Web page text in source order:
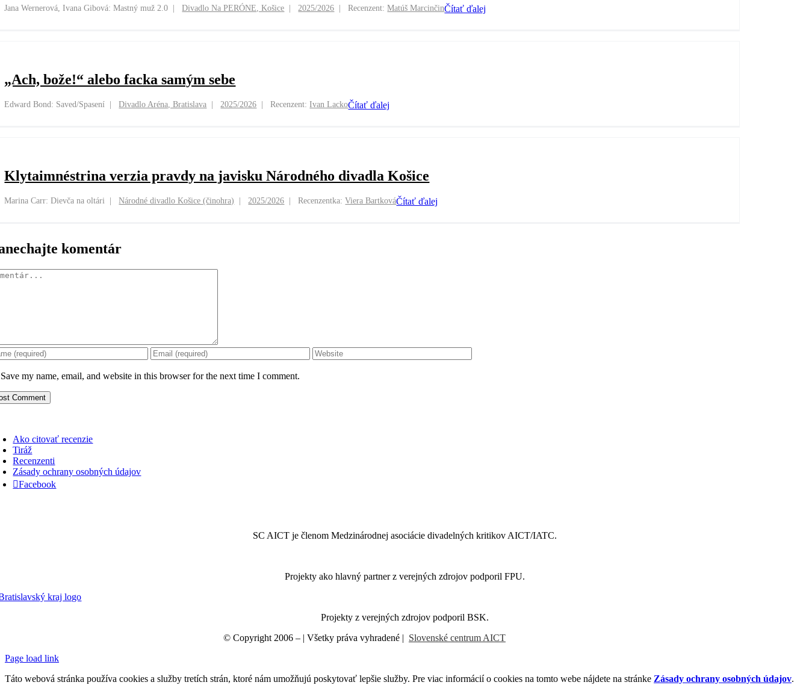
Jana Wernerová, Ivana Gibová: Mastný muž 2.0 Divadlo Na PERÓNE, Košice 2025/2026 Recenzent:Matúš MarcinčinČítať ďalej
„Ach, bože!“ alebo facka samým sebe
Edward Bond: Saved/Spasení Divadlo Aréna, Bratislava 2025/2026 Recenzent:Ivan LackoČítať ďalej
Klytaimnéstrina verzia pravdy na javisku Národného divadla Košice
Marina Carr: Dievča na oltári Národné divadlo Košice (činohra) 2025/2026 Recenzentka:Viera BartkováČítať ďalej
komentár
Save my name, email, and website in this browser for the next time I comment.
Ako citovať recenzie
Tiráž
Recenzenti
Zásady ochrany osobných údajov
Facebook
SC AICT je členom Medzinárodnej asociácie divadelných kritikov AICT/IATC.
Projekty ako hlavný partner z verejných zdrojov podporil FPU.
Projekty z verejných zdrojov podporil BSK.
© Copyright 2006 – | Všetky práva vyhradené | Slovenské centrum AICT
Page load link
Táto webová stránka používa cookies a služby tretích strán, ktoré nám umožňujú poskytovať lepšie služby. Pre viac informácií o cookies na tomto webe nájdete na stránke Zásady ochrany osobných údajov.